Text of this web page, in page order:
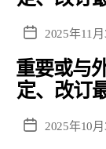
发
日
期
2025年11月
重要或与
定、改订
发
2025年10月